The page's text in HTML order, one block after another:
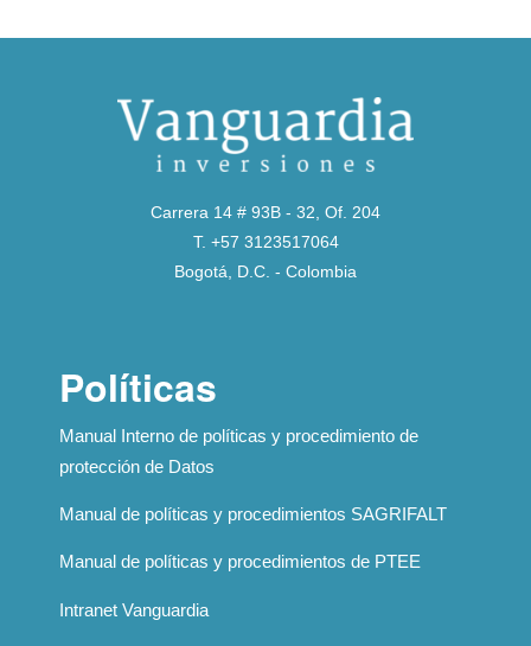
Carrera 14 # 93B - 32, Of. 204
T. +57 3123517064
Bogotá, D.C. - Colombia
Políticas
Manual Interno de políticas y procedimiento de
protección de Datos
Manual de políticas y procedimientos SAGRIFALT
Manual de políticas y procedimientos de PTEE
Intranet Vanguardia